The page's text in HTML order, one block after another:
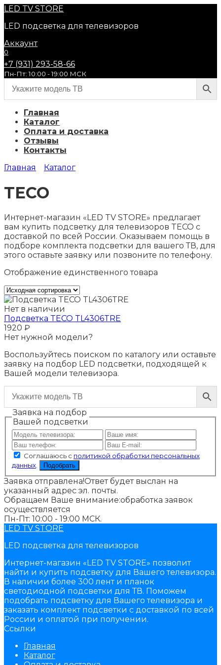
Перейти
содержанию
LED TV STORE
LED подсветка для телевизоров
Аккаунт
0
+7 (931) 293-58-66
Пн-Пт: 10:00 - 19:00 МСК
Главная
Каталог
Оплата и доставка
Отзывы
Контакты
Главная
Каталог
TECO
Интернет-магазин «LED TV STORE» предлагает
вам купить подсветку для телевизоров TECO c
доставкой по всей России. Оказываем помощь в
подборе комплекта подсветки для вашего ТВ, для
этого оставьте заявку или позвоните по телефону.
Отображение единственного товара
Нет в наличии
Подсветка TECO TL4306TRE
1920 ₽
Нет нужной модели?
Воспользуйтесь поиском по каталогу или оставьте
заявку на подбор LED подсветки, подходящей к
Вашей модели телевизора.
Заявка на подбор
Вашей подсветки
Соглашаюсь с политикой обработки персональных
данных
Подобрать
Заявка отправлена!Ответ будет выслан на
указанный адрес эл. почты.
Обращаем Ваше внимание:обработка заявок
осуществляется
Пн-Пт: 10:00 - 19:00 МСК.
LED TV STORE
LED подсветка для телевизоров
Интернет-магазин «LED TV STORE» позволит
найти и купить подсветку для Вашего телевизора.
В наличии более 300 лент и планок
светодиодной подсветки для ТВ. Поможем
подобрать подсветку для Вашего телевизора и
заказать комплект подсветки с доставкой по всей
России и оплатой при получении.
Ссылки
Главная
Каталог